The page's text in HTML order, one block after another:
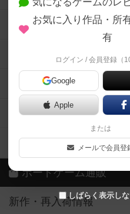
お気に入り作品・所
有
ログイン / 会員登録（
Google
Apple
または
メールで会員登
しばらく表示し
メカニクス特集
掲示板・トピックス
ボドとも・会員一覧
ボードゲーム業界コラム
ボドゲーマご利用案内
ボードゲーム通販
新作・再入荷情報